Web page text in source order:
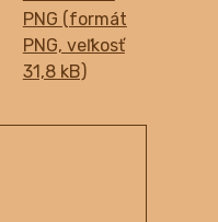
PNG (formát
PNG, veľkosť
31,8 kB)